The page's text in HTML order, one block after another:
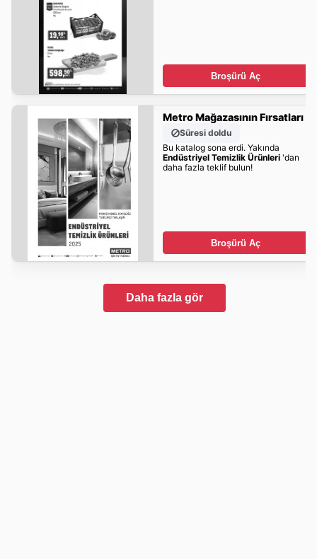
Broşürü Aç
Metro Mağazasının Fırsatları
Süresi doldu
Bu katalog sona erdi. Yakında
Endüstriyel Temizlik Ürünleri'dan
daha fazla teklif bulun!
Broşürü Aç
Daha fazla gör